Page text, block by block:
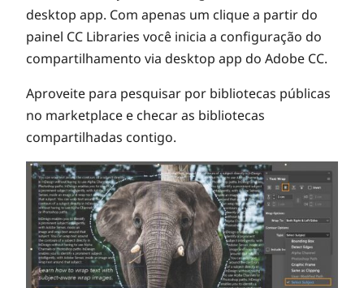
desktop app. Com apenas um clique a partir do
painel CC Libraries você inicia a configuração do
compartilhamento via desktop app do Adobe CC.
Aproveite para pesquisar por bibliotecas públicas
no marketplace e checar as bibliotecas
compartilhadas contigo.